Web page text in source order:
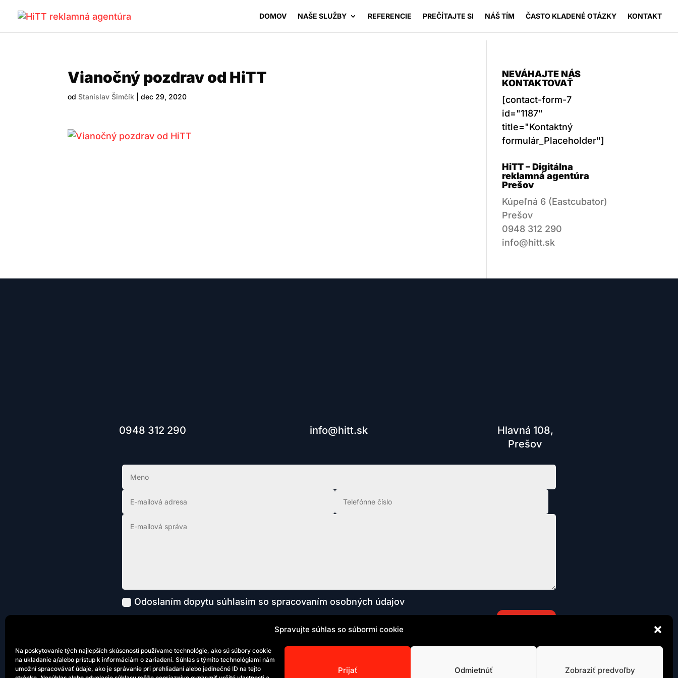
Spravujte súhlas so súbormi cookie
Na poskytovanie tých najlepších skúseností používame technológie, ako sú súbory cookie
na ukladanie a/alebo prístup k informáciám o zariadení. Súhlas s týmito technológiami nám
umožní spracovávať údaje, ako je správanie pri prehliadaní alebo jedinečné ID na tejto
Prijať Odmietnúť Zobraziť predvoľby
DOMOV NAŠE SLUŽBY REFERENCIE PREČÍTAJTE SI NÁŠ TÍM ČASTO KLADENÉ OTÁZKY KONTAKT
Vianočný pozdrav od HiTT
odStanislav Šimčík |dec 29, 2020
NEVÁHAJTE NÁS
KONTAKTOVAŤ
[contact-form-7
id="1187"
title="Kontaktný
formulár_Placeholder"]
HiTT – Digitálna
reklamná agentúra
Prešov
Kúpeľná 6 (Eastcubator)
Prešov
0948 312 290
info@hitt.sk
0948 312 290 info@hitt.sk
Hlavná 108,
Prešov
Odoslaním dopytu súhlasím so spracovaním osobných údajov
PPC Agentúra
Zásady spracovania súborov cookies